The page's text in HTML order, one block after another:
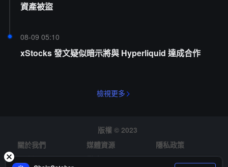
資產被盜
08-09 05:10
xStocks 發文疑似暗示將與 Hyperliquid 達成合作
檢視更多
版權 © 2023
關於我們
媒體資源
隱私政策
風險提示
徵才